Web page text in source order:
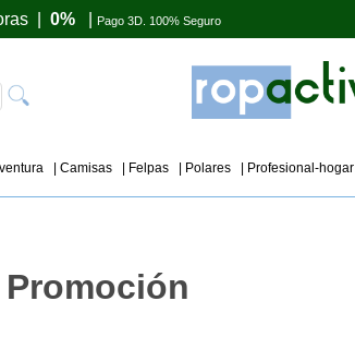
|0% Pago 3D. 100% Seguro
| Camisas | Felpas | Polares | Profesional-hogar